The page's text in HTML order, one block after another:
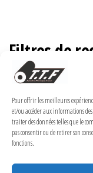
Pour offrir les meilleures
et/ou accéder aux informations
traiter des données telles que le
pas consentir ou de retirer son
fonctions.
Filtres de
Politique de